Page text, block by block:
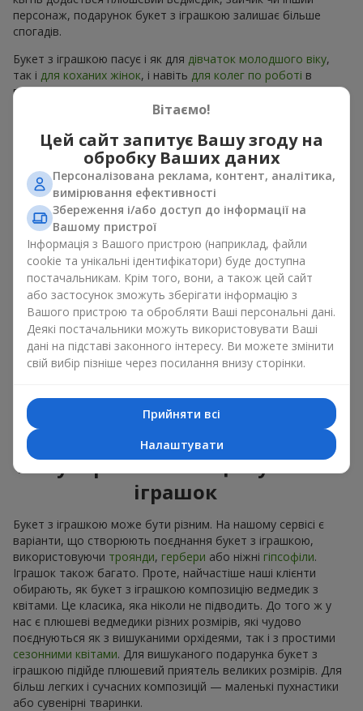
персонаж, подарунок букет з іграшкою залишає більше
спогадів.
Букет з іграшкою пасує і як для дівчаток молодшого віку,
так і для коханих жінок, і навіть для колег по роботі в
певних випадках. Такий подарунок букет з іграшкою
підкреслює щиру турботу, затишок та бажання зробити
пропозиції на будь-який смак та бюджет, щоб зробити
подарунок в м. Делятин незабутнім.
Як м’яка іграшка підкреслює
емоції разом із квітами
Букет з іграшкою — універсальне і завжди влучне рішення.
Таке поєднання подвоює емоції та дає можливість
оновлювати їх в пам’яті, кожен раз, коли плюшевий
приятель потрапляє у поле зору Разом букет з іграшкою
працюють ідеально. Квіти та іграшка створюють баланс між
красою і ніжністю, а ще залишають приємний подарунок на
довгі роки.
відмінний спосіб лишити спогад про того, хто подарував
цей букет з іграшкою.
Популярні комбінації букетів і
іграшок
Букет з іграшкою може бути різним. На нашому сервісі є
варіанти, що створюють поєднання букет з іграшкою,
використовуючи троянди, гербери або ніжні гіпсофіли.
Іграшок також багато. Проте, найчастіше наші клієнти
обирають, як букет з іграшкою композицію ведмедик з
квітами. Це класика, яка ніколи не підводить. До того ж у
нас є плюшеві ведмедики різних розмірів, які чудово
поєднуються як з вишуканими орхідеями, так і з простими
сезонними квітами. Для вишуканого подарунка букет з
іграшкою підійде плюшевий приятель великих розмірів. Для
більш легких і сучасних композицій — маленькі пухнастики
або сувенірні тваринки.
Вітаємо!
Цей сайт запитує Вашу згоду на
обробку Ваших даних
Персоналізована реклама, контент, аналітика,
вимірювання ефективності
Збереження і/або доступ до інформації на
Вашому пристрої
Інформація з Вашого пристрою (наприклад, файли
cookie та унікальні ідентифікатори) буде доступна
постачальникам. Крім того, вони, а також цей сайт
або застосунок зможуть зберігати інформацію з
Вашого пристрою та обробляти Ваші персональні дані.
Деякі постачальники можуть використовувати Ваші
дані на підставі законного інтересу. Ви можете змінити
свій вибір пізніше через посилання внизу сторінки.
Прийняти всі
Налаштувати